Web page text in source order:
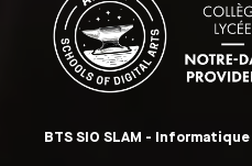
BTS SIO SLAM -